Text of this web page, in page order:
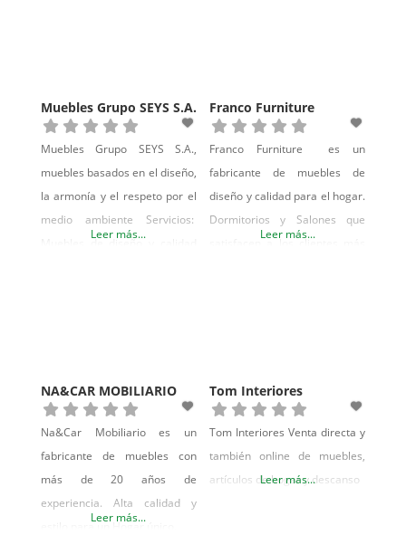
nuestros productos son
reproducciones de los
originales de su época, hasta
el más mínimo detalle.
Muebles Grupo SEYS S.A.
Muebles Grupo SEYS S.A.,
muebles basados en el diseño,
la armonía y el respeto por el
medio ambiente Servicios:
Muebles de diseño y calidad
Leer más...
Franco Furniture
Franco Furniture es un
fabricante de muebles de
diseño y calidad para el hogar.
Dormitorios y Salones que
satisfacen a los clientes más
Leer más...
NA&CAR MOBILIARIO
Na&Car Mobiliario es un
fabricante de muebles con
más de 20 años de
experiencia. Alta calidad y
estilo para un Hogar único.
Leer más...
Tom Interiores
Tom Interiores Venta directa y
también online de muebles,
artículos de hogar y descanso
Leer más...